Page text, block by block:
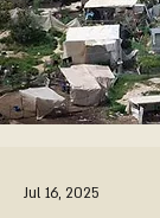
Jul 16, 2025